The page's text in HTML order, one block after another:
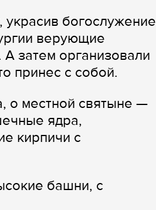
богослужение
верующие
затем организовали
принес с собой.
о местной святыне —
ядра,
кирпичи с
башни, с